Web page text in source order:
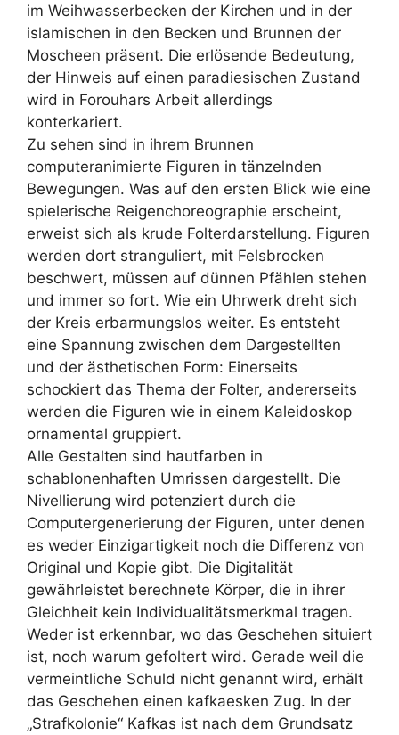
im Weihwasserbecken der Kirchen und in der
islamischen in den Becken und Brunnen der
Moscheen präsent. Die erlösende Bedeutung,
der Hinweis auf einen paradiesischen Zustand
wird in Forouhars Arbeit allerdings
konterkariert.
Zu sehen sind in ihrem Brunnen
computeranimierte Figuren in tänzelnden
Bewegungen. Was auf den ersten Blick wie eine
spielerische Reigenchoreographie erscheint,
erweist sich als krude Folterdarstellung. Figuren
werden dort stranguliert, mit Felsbrocken
beschwert, müssen auf dünnen Pfählen stehen
und immer so fort. Wie ein Uhrwerk dreht sich
der Kreis erbarmungslos weiter. Es entsteht
eine Spannung zwischen dem Dargestellten
und der ästhetischen Form: Einerseits
schockiert das Thema der Folter, andererseits
werden die Figuren wie in einem Kaleidoskop
ornamental gruppiert.
Alle Gestalten sind hautfarben in
schablonenhaften Umrissen dargestellt. Die
Nivellierung wird potenziert durch die
Computergenerierung der Figuren, unter denen
es weder Einzigartigkeit noch die Differenz von
Original und Kopie gibt. Die Digitalität
gewährleistet berechnete Körper, die in ihrer
Gleichheit kein Individualitätsmerkmal tragen.
Weder ist erkennbar, wo das Geschehen situiert
ist, noch warum gefoltert wird. Gerade weil die
vermeintliche Schuld nicht genannt wird, erhält
das Geschehen einen kafkaesken Zug. In der
„Strafkolonie“ Kafkas ist nach dem Grundsatz